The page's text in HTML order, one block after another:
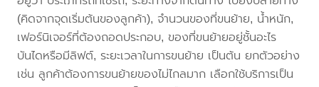
(คิดจากจุดเริ่มต้นของลูกค้า), จำนวนของที่ขนย้าย, น้ำหนัก,
เฟอร์นิเจอร์ที่ต้องถอดประกอบ, ของที่ขนย้ายอยู่ชั้นอะไร
บันไดหรือมีลิฟต์, ระยะเวลาในการขนย้าย เป็นต้น ยกตัวอย่าง
เช่น ลูกค้าต้องการขนย้ายของไม่ไกลมาก เลือกใช้บริการเป็น